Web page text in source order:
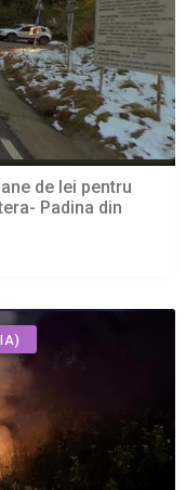
de lei pentru
Padina din